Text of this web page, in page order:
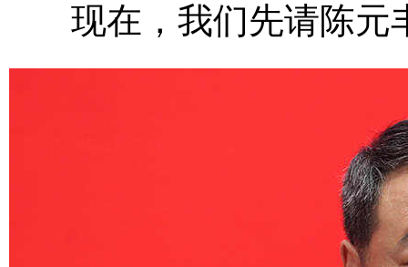
现在，我们先请陈元